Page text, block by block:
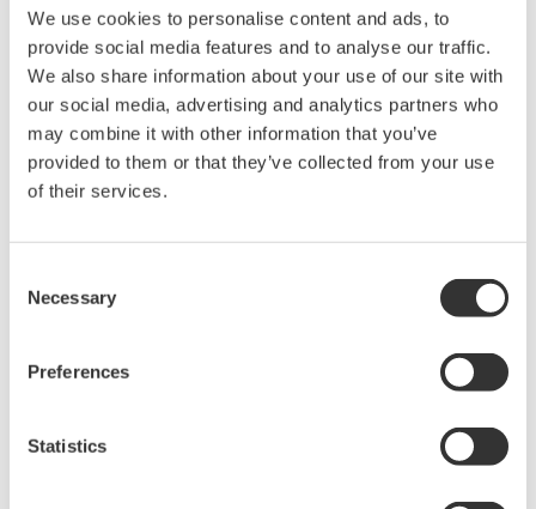
We use cookies to personalise content and ads, to
provide social media features and to analyse our traffic.
We also share information about your use of our site with
our social media, advertising and analytics partners who
may combine it with other information that you’ve
provided to them or that they’ve collected from your use
of their services.
Selection
Necessary
Preferences
Statistics
度、高性能的可编程电压/电流发生源，可生成用于各
种应用的电压/电流信号。